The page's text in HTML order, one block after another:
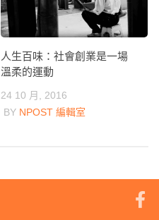
人生百味：社會創業是一場
溫柔的運動
24 10 月, 2016
BY NPOST 編輯室